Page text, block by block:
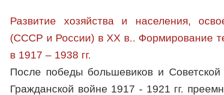
Развитие хозяйства и населения,
(СССР и России) в ХХ в.. Формирование
в 1917 – 1938 гг.
После победы большевиков и Советской
Гражданской войне 1917 - 1921 гг.